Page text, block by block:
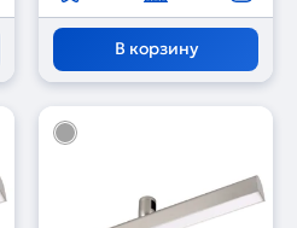
В корзину